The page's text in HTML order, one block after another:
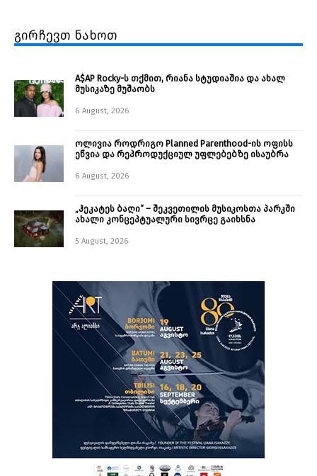
გირჩევთ ნახოთ
A$AP Rocky-ს თქმით, რიანა სტუდიაშია და ახალ
მუსიკაზე მუშაობს
6 August, 2026
ოლივია როდრიგო Planned Parenthood-ის ოფისს
ეწვია და რეპროდუქციულ უფლებებზე ისაუბრა
6 August, 2026
„ჰეკატეს ბაღი“ – შეკვეთილის მუსიკოსთა პარკში
ახალი კონცეპტუალური სივრცე გაიხსნა ￼
5 August, 2026